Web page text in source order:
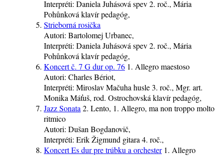
Interpréti: Daniela Juhásová spev2. roč., Mária
Pohůnková klavírpedagóg,
Strieborná rosička
Autori: Bartolomej Urbanec,
Interpréti: Daniela Juhásová spev2. roč., Mária
Pohůnková klavírpedagóg,
Koncert č. 7 G dur op. 76 1. Allegro maestoso
Autori: Charles Bériot,
Interpréti: Miroslav Mačuha husle3. roč., Mgr. art.
Monika Máťuš, rod. Ostrochovská klavírpedagóg,
Jazz Sonata 2. Lento, 1. Allegro, ma non troppo molto
ritmico
Autori: Dušan Bogdanovič,
Interpréti: Erik Žigmund gitara 4. roč.,
Koncert Es dur pre trúbku a orchester 1. Allegro